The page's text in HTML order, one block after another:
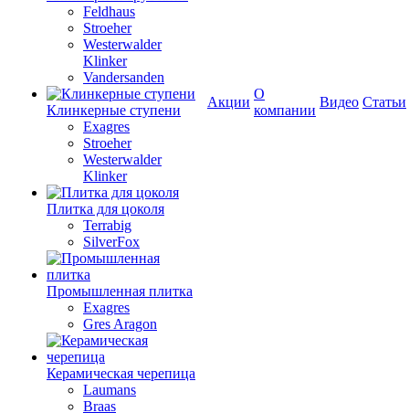
Feldhaus
Stroeher
Westerwalder
Klinker
Vandersanden
Клинкерные ступени
Exagres
Stroeher
Westerwalder
Klinker
Плитка для цоколя
Terrabig
SilverFox
Промышленная плитка
Exagres
Gres Aragon
Керамическая черепица
Laumans
Braas
Акции
О
компании
Видео Статьи